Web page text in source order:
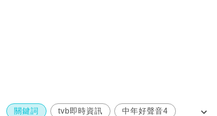
關鍵詞 tvb即時資訊 中年好聲音4